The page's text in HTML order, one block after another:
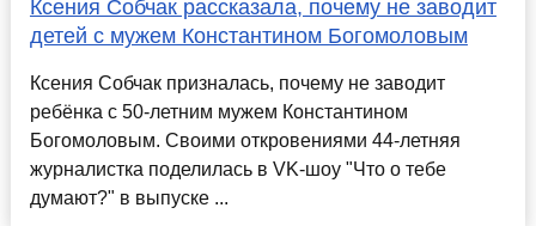
Ксения Собчак рассказала, почему не заводит
детей с мужем Константином Богомоловым
Ксения Собчак призналась, почему не заводит
ребёнка с 50-летним мужем Константином
Богомоловым. Своими откровениями 44-летняя
журналистка поделилась в VK-шоу "Что о тебе
думают?" в выпуске ...